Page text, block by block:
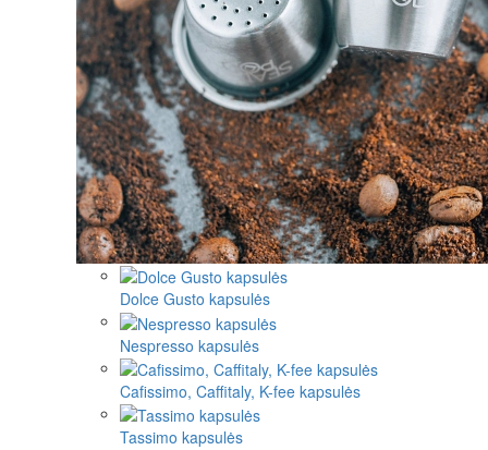
Dolce Gusto kapsulės
Nespresso kapsulės
Cafissimo, Caffitaly, K-fee kapsulės
Tassimo kapsulės